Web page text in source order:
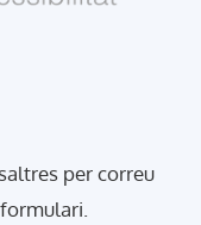
per correu